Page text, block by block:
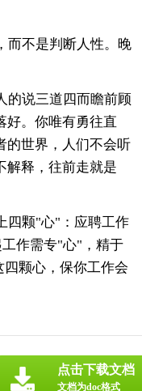
而不是判断人性。晚
的说三道四而瞻前顾
好。你唯有勇往直
的世界，人们不会听
解释，往前走就是
四颗"心"：应聘工作
作需专"心"，精于
颗心，保你工作会
点击下载文档
文档为doc格式